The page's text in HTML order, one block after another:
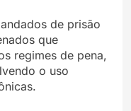
de prisão
que
regimes de pena,
o uso